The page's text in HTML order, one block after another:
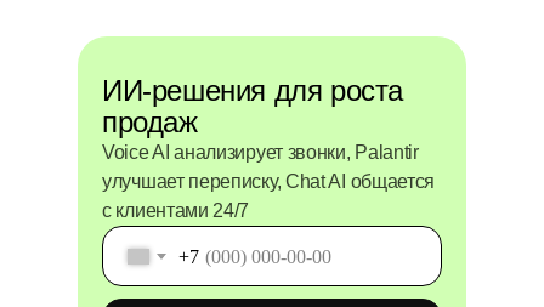
ИИ-решения для роста
продаж
Voice AI анализирует звонки, Palantir
улучшает переписку, Chat AI общается
с клиентами 24/7
+7